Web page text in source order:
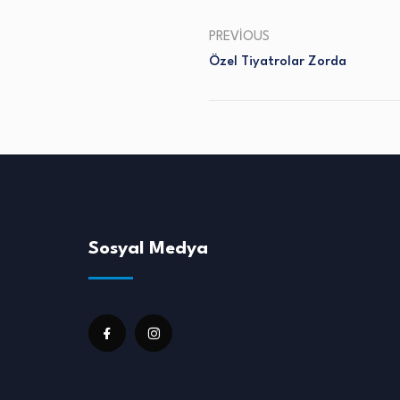
PREVIOUS
Özel Tiyatrolar Zorda
Sosyal Medya